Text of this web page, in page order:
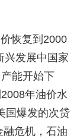
恢复到2000
兴发展中国家
能开始下
年油价水
国爆发的次贷
危机，石油